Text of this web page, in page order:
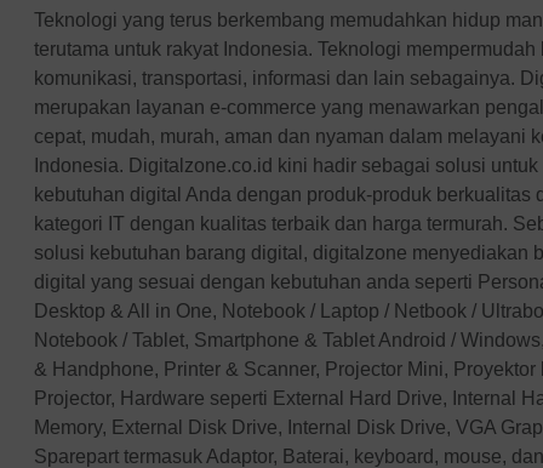
Teknologi yang terus berkembang memudahkan hidup
terutama untuk rakyat Indonesia. Teknologi
komunikasi, transportasi, informasi dan lain sebagainya.
merupakan layanan e-commerce yang menawarkan
cepat, mudah, murah, aman dan nyaman dalam melayani
Indonesia. Digitalzone.co.id kini hadir sebagai solusi
kebutuhan digital Anda dengan produk-produk berkualitas
kategori IT dengan kualitas terbaik dan harga termurah.
solusi kebutuhan barang digital, digitalzone menyediakan
digital yang sesuai dengan kebutuhan anda seperti
Desktop & All in One, Notebook / Laptop / Netbook /
Notebook / Tablet, Smartphone & Tablet Android /
& Handphone, Printer & Scanner, Projector Mini,
Projector, Hardware seperti External Hard Drive, Internal
Memory, External Disk Drive, Internal Disk Drive, VGA
Sparepart termasuk Adaptor, Baterai, keyboard, mouse,